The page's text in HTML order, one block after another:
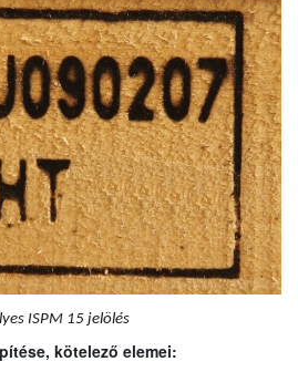
ISPM 15 jelölés
kötelező elemei: